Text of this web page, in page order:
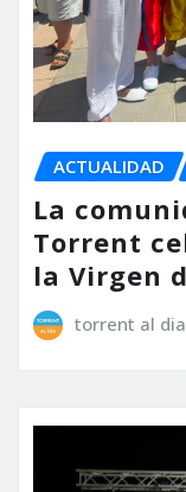
ACTUALIDAD
La
Torrent
la Virgen
torrent al dia